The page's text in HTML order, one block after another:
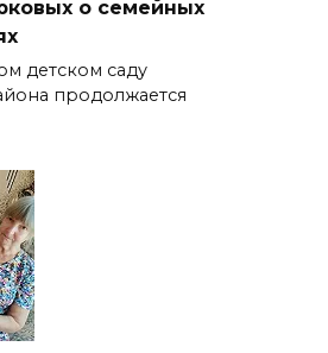
о семейных
детском саду
продолжается